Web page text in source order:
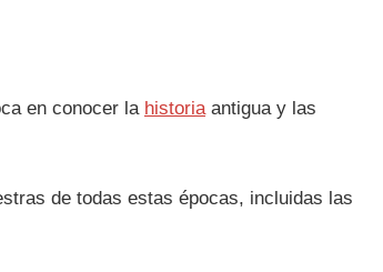
en conocer la historia antigua y las
de todas estas épocas, incluidas las